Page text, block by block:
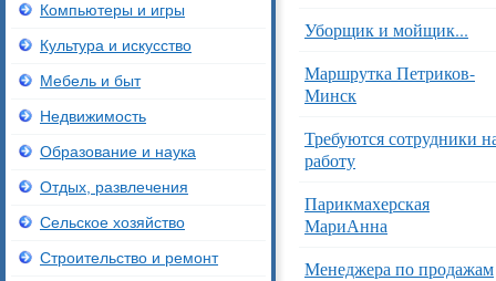
Уборщик и мойщик...
Маршрутка Петриков-
Минск
Требуются сотрудники
работу
Парикмахерская
МариАнна
Менеджера по продажам
Компьютеры и игры
Культура и искусство
Мебель и быт
Недвижимость
Образование и наука
Отдых, развлечения
Сельское хозяйство
Строительство и ремонт